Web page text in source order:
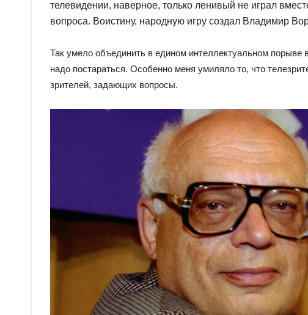
телевидении, наверное, только ленивый не играл
вопроса. Воистину, народную игру создал Владимир
Так умело объединить в едином интеллектуальном
надо постараться. Особенно меня умиляло то, что
зрителей, задающих вопросы.